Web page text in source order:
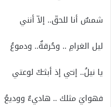
شمسٌ أنا للحقّ.. إلاّ أنني
ليل الغرامِ .. وحُرقةٌ.. ودموعُ
يا نيلُ.. إنـّي إذ أبثـّكَ لوعتي
فهوايَ مثلك .. هاديءٌ ووديعُ